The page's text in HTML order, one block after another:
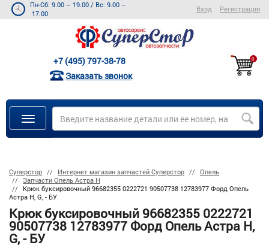
Пн-Сб: 9.00 – 19.00 / Вс: 9.00 –
17.00
Вход Регистрация
+7 (495) 797-38-78
Заказать звонок
0
Суперстор Интернет магазин запчастей Суперстор
Опель
Запчасти Опель Астра Н
Крюк буксировочный 96682355 0222721 90507738 12783977 Форд Опель
Астра H, G, - БУ
Крюк буксировочный 96682355 0222721
90507738 12783977 Форд Опель Астра H,
G, - БУ